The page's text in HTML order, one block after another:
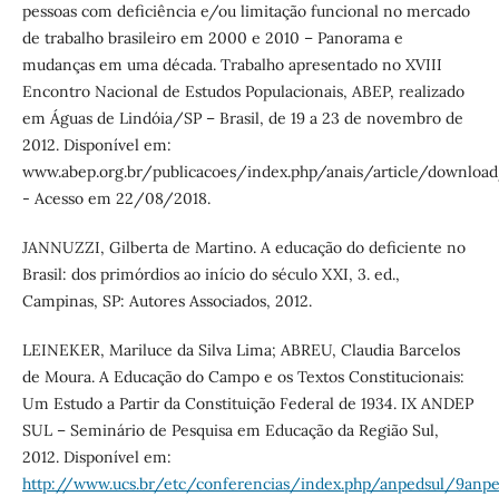
pessoas com deficiência e/ou limitação funcional no mercado
de trabalho brasileiro em 2000 e 2010 – Panorama e
mudanças em uma década. Trabalho apresentado no XVIII
Encontro Nacional de Estudos Populacionais, ABEP, realizado
em Águas de Lindóia/SP – Brasil, de 19 a 23 de novembro de
2012. Disponível em:
www.abep.org.br/publicacoes/index.php/anais/article/
- Acesso em 22/08/2018.
JANNUZZI, Gilberta de Martino. A educação do deficiente no
Brasil: dos primórdios ao início do século XXI, 3. ed.,
Campinas, SP: Autores Associados, 2012.
LEINEKER, Mariluce da Silva Lima; ABREU, Claudia Barcelos
de Moura. A Educação do Campo e os Textos Constitucionais:
Um Estudo a Partir da Constituição Federal de 1934. IX ANDEP
SUL – Seminário de Pesquisa em Educação da Região Sul,
2012. Disponível em:
http://www.ucs.br/etc/conferencias/index.php/anpedsul/